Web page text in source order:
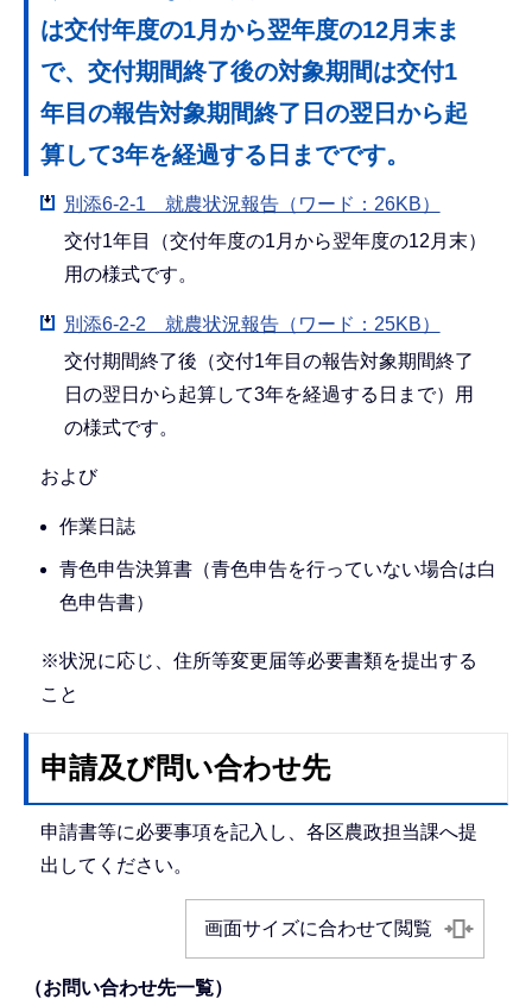
は交付年度の1月から翌年度の12月末ま
で、交付期間終了後の対象期間は交付1
年目の報告対象期間終了日の翌日から起
算して3年を経過する日までです。
別添6-2-1 就農状況報告（ワード：26KB）
交付1年目（交付年度の1月から翌年度の12月末）
用の様式です。
別添6-2-2 就農状況報告（ワード：25KB）
交付期間終了後（交付1年目の報告対象期間終了
日の翌日から起算して3年を経過する日まで）用
の様式です。
および
作業日誌
青色申告決算書（青色申告を行っていない場合は白
色申告書）
※状況に応じ、住所等変更届等必要書類を提出する
こと
申請及び問い合わせ先
申請書等に必要事項を記入し、各区農政担当課へ提
出してください。
画面サイズに合わせて閲覧
（お問い合わせ先一覧）